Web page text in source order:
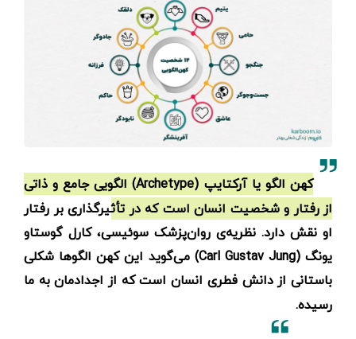
کهن الگو یا آرکتایپ (Archetype) الگویی جامع و ذاتی
از رفتار و شخصیت انسان است که در تأثیرگذاری بر رفتار
او نقش دارد. نظریه‌ی روان‌پزشک سوئیسی، کارل گوستاو
یونگ (Carl Gustav Jung) می‌گوید این کهن الگوها شکلی
باستانی از دانش فطری انسان است که از اجدادمان به ما
رسیده.